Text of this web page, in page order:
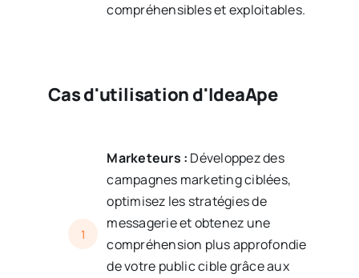
compréhensibles et exploitables.
Cas d'utilisation d'IdeaApe
1
Marketeurs : Développez des
campagnes marketing ciblées,
optimisez les stratégies de
messagerie et obtenez une
compréhension plus approfondie
de votre public cible grâce aux